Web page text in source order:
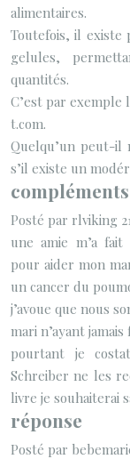
alimentaires.
Toutefois, il existe
gelules,
quantités.
C’est par exemple
t.com.
Quelqu’un peut-il
s’il existe un
Posté par rlviking
une amie m’a
pour aider mon
un cancer du
j’avoue que nous
mari n’ayant
pourtant je
Schreiber ne les
livre je souhaiterai
réponse
Posté par